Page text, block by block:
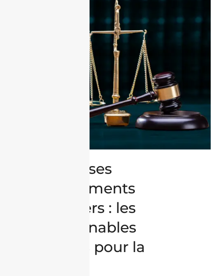
Sécuriser ses
investissements
immobiliers : les
incontournables
juridiques pour la